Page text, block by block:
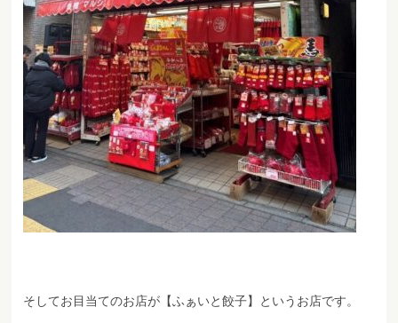
そしてお目当てのお店が【ふぁいと餃子】というお店です。